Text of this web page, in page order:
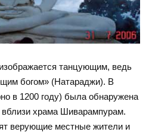
танцующим, ведь
богом» (Натараджи). В
в 1200 году) была обнаружена
вблизи храма Шиварампурам.
верующие местные жители и